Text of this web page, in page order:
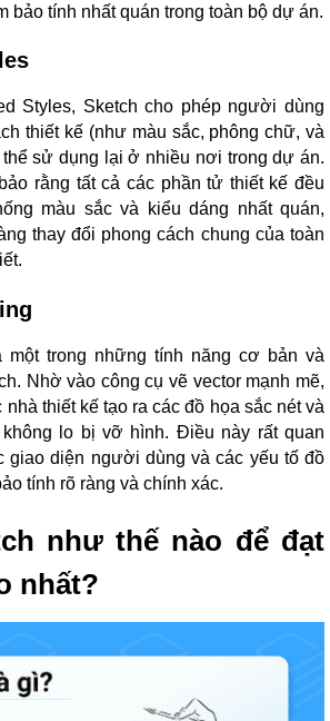
bảo tính nhất quán trong toàn bộ dự án.
Styles, Sketch cho phép người dùng
thiết kế (như màu sắc, phông chữ, và
sử dụng lại ở nhiều nơi trong dự án.
rằng tất cả các phần tử thiết kế đều
màu sắc và kiểu dáng nhất quán,
thay đổi phong cách chung của toàn
một trong những tính năng cơ bản và
Nhờ vào công cụ vẽ vector mạnh mẽ,
nhà thiết kế tạo ra các đồ họa sắc nét và
lo bị vỡ hình. Điều này rất quan
giao diện người dùng và các yếu tố đồ
tính rõ ràng và chính xác.
như thế nào để đạt
nhất?